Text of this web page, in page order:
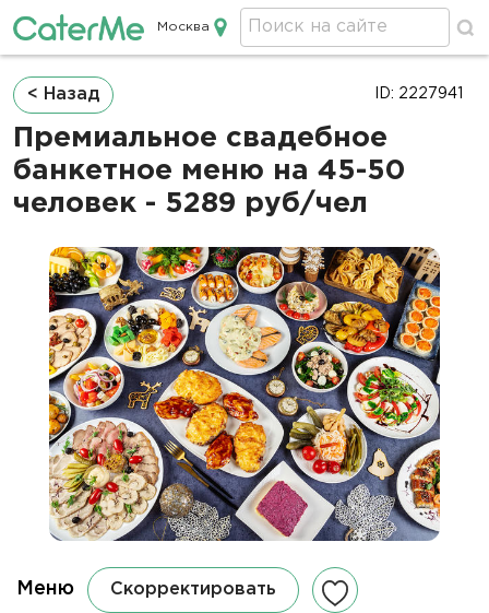
Кейтеринг в Москве
Москва
Строка
навигации
< Назад
Премиальное свадебное
банкетное меню на 45-50
человек - 5289 руб/чел
ID: 2227941
Меню Скорректировать